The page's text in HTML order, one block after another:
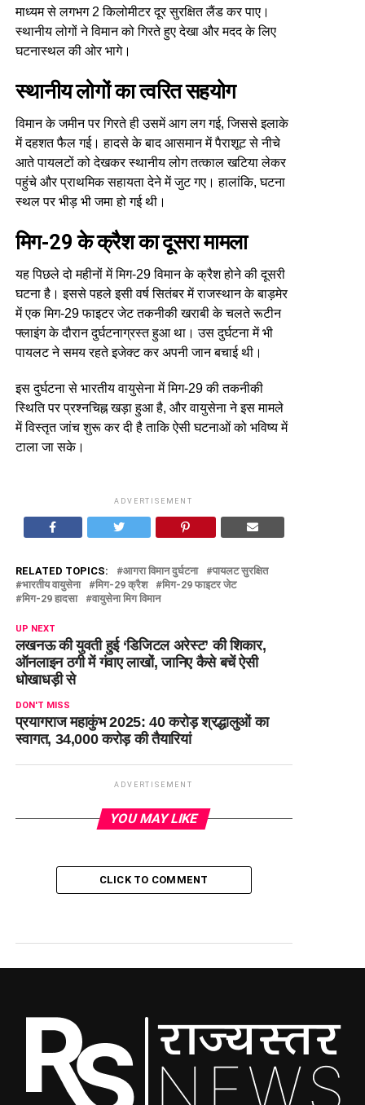
माध्यम से लगभग 2 किलोमीटर दूर सुरक्षित लैंड कर पाए।
स्थानीय लोगों ने विमान को गिरते हुए देखा और मदद के लिए
घटनास्थल की ओर भागे।
स्थानीय लोगों का त्वरित सहयोग
विमान के जमीन पर गिरते ही उसमें आग लग गई, जिससे इलाके
में दहशत फैल गई। हादसे के बाद आसमान में पैराशूट से नीचे
आते पायलटों को देखकर स्थानीय लोग तत्काल खटिया लेकर
पहुंचे और प्राथमिक सहायता देने में जुट गए। हालांकि, घटना
स्थल पर भीड़ भी जमा हो गई थी।
मिग-29 के क्रैश का दूसरा मामला
यह पिछले दो महीनों में मिग-29 विमान के क्रैश होने की दूसरी
घटना है। इससे पहले इसी वर्ष सितंबर में राजस्थान के बाड़मेर
में एक मिग-29 फाइटर जेट तकनीकी खराबी के चलते रूटीन
फ्लाइंग के दौरान दुर्घटनाग्रस्त हुआ था। उस दुर्घटना में भी
पायलट ने समय रहते इजेक्ट कर अपनी जान बचाई थी।
इस दुर्घटना से भारतीय वायुसेना में मिग-29 की तकनीकी
स्थिति पर प्रश्नचिह्न खड़ा हुआ है, और वायुसेना ने इस मामले
में विस्तृत जांच शुरू कर दी है ताकि ऐसी घटनाओं को भविष्य में
टाला जा सके।
ADVERTISEMENT
RELATED TOPICS: आगरा विमान दुर्घटना
पायलट सुरक्षित
भारतीय वायुसेना
मिग-29 क्रैश
मिग-29 फाइटर जेट
मिग-29 हादसा
वायुसेना मिग विमान
UP NEXT
लखनऊ की युवती हुई ‘डिजिटल अरेस्ट’ की शिकार,
ऑनलाइन ठगी में गंवाए लाखों, जानिए कैसे बचें ऐसी
धोखाधड़ी से
DON'T MISS
प्रयागराज महाकुंभ 2025: 40 करोड़ श्रद्धालुओं का
स्वागत, 34,000 करोड़ की तैयारियां
ADVERTISEMENT
YOU MAY LIKE
CLICK TO COMMENT